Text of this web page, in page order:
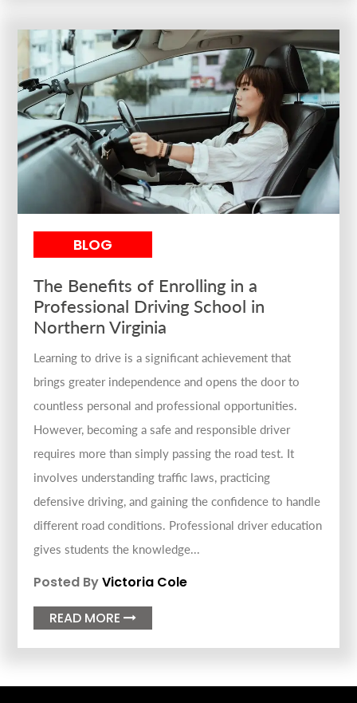
BLOG
The Benefits of Enrolling in a
Professional Driving School in
Northern Virginia
Learning to drive is a significant achievement that
brings greater independence and opens the door to
countless personal and professional opportunities.
However, becoming a safe and responsible driver
requires more than simply passing the road test. It
involves understanding traffic laws, practicing
defensive driving, and gaining the confidence to handle
different road conditions. Professional driver education
gives students the knowledge...
Posted ByVictoria Cole
READ MORE